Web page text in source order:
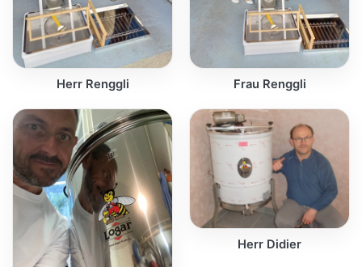
Herr Renggli Frau Renggli
Herr Didier